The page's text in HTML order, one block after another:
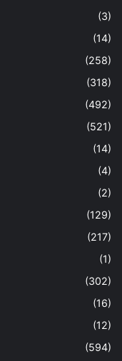
(3)
(14)
(258)
(318)
(492)
(521)
(14)
(4)
(2)
(129)
(217)
(1)
(302)
(16)
(12)
(594)